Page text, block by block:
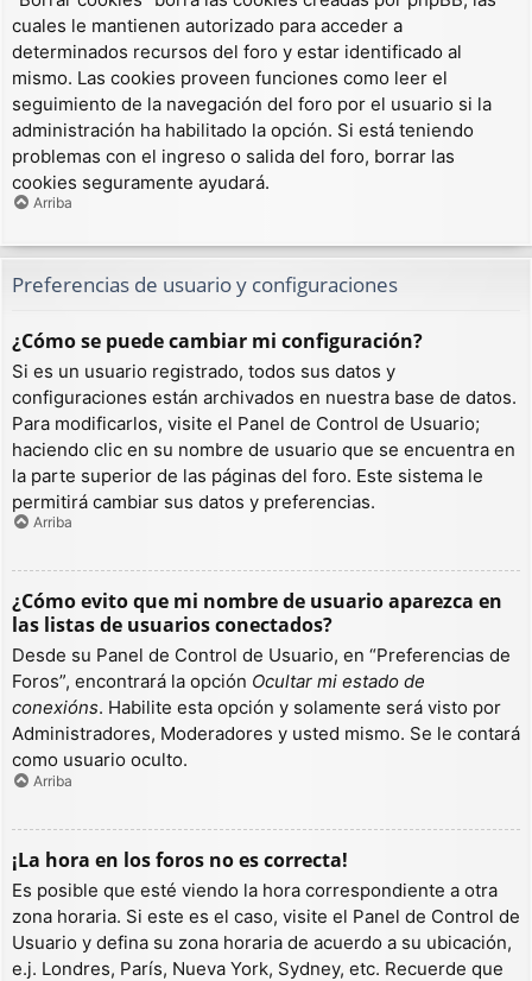
cuales le mantienen autorizado para acceder a
determinados recursos del foro y estar identificado al
mismo. Las cookies proveen funciones como leer el
seguimiento de la navegación del foro por el usuario si la
administración ha habilitado la opción. Si está teniendo
problemas con el ingreso o salida del foro, borrar las
cookies seguramente ayudará.
Arriba
Preferencias de usuario y configuraciones
¿Cómo se puede cambiar mi configuración?
Si es un usuario registrado, todos sus datos y
configuraciones están archivados en nuestra base de datos.
Para modificarlos, visite el Panel de Control de Usuario;
haciendo clic en su nombre de usuario que se encuentra en
la parte superior de las páginas del foro. Este sistema le
permitirá cambiar sus datos y preferencias.
Arriba
¿Cómo evito que mi nombre de usuario aparezca en
las listas de usuarios conectados?
Desde su Panel de Control de Usuario, en “Preferencias de
Foros”, encontrará la opción Ocultar mi estado de
conexións. Habilite esta opción y solamente será visto por
Administradores, Moderadores y usted mismo. Se le contará
como usuario oculto.
Arriba
¡La hora en los foros no es correcta!
Es posible que esté viendo la hora correspondiente a otra
zona horaria. Si este es el caso, visite el Panel de Control de
Usuario y defina su zona horaria de acuerdo a su ubicación,
e.j. Londres, París, Nueva York, Sydney, etc. Recuerde que